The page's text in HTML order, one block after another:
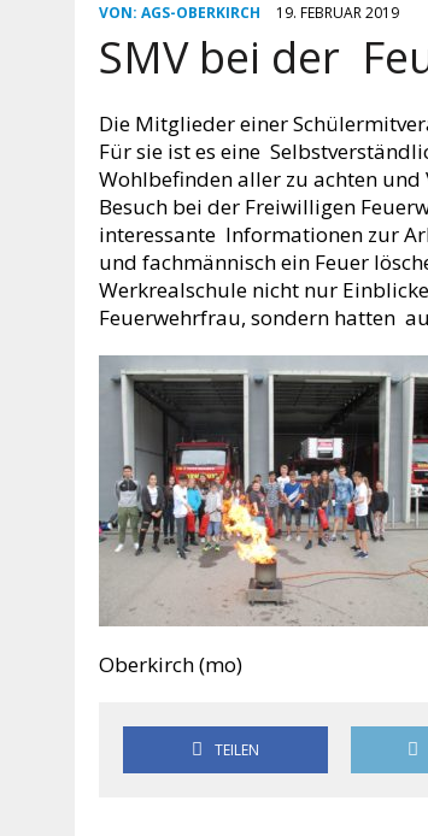
VON: AGS-OBERKIRCH 19. FEBRUAR 2019
SMV bei der
Die Mitglieder einer
Für sie ist es eine
Wohlbefinden aller zu achten
Besuch bei der Freiwilligen
interessante Informationen zur
und fachmännisch ein Feuer
Werkrealschule nicht nur
Feuerwehrfrau, sondern hatten
Oberkirch (mo)
TEILEN